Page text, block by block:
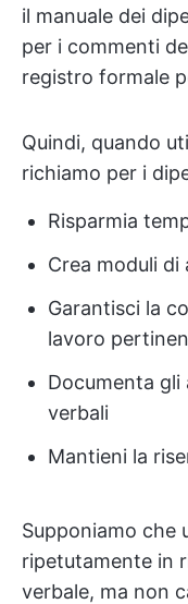
il manuale dei
per i commenti
registro formale
Quindi, quando
richiamo per i
Risparmia
Crea moduli
Garantisci la
lavoro
Documenta gli
verbali
Mantieni la
Supponiamo che
ripetutamente in
verbale, ma non